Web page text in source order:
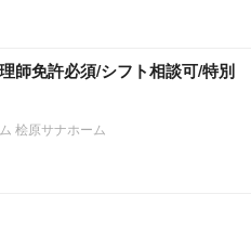
師免許必須/シフト相談可/特別
桧原サナホーム